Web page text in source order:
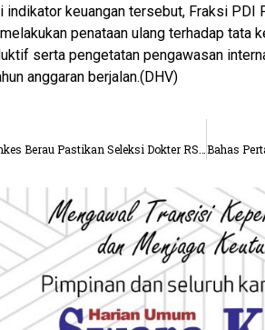
keuangan tersebut, Fraksi PDI
penataan ulang terhadap tata
serta pengetatan pengawasan
anggaran berjalan.(DHV)